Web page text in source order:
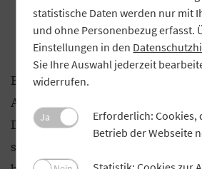
betrieblichen
angesammelt.
Erste Aktivitäten zur Gründung
Altersvorsorgeeinrichtung gab es
Dekade zuvor. Schon Ende der
sich der Bayerische
statistische Daten werden nur mit
und ohne Personenbezug erfasst.
Einstellungen in den
Sie Ihre Auswahl jederzeit
widerrufen.
Ja
Erforderlich: Cookies,
Betrieb der Webseite